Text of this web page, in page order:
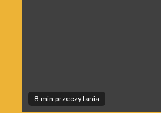
8 min przeczytania